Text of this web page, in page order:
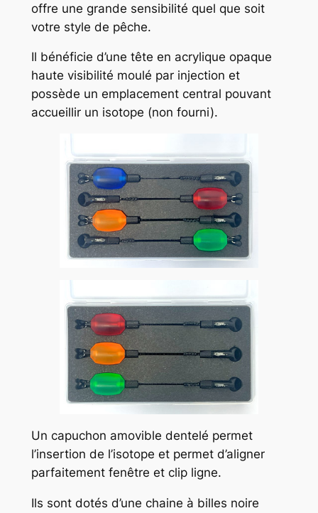
offre une grande sensibilité quel que soit
votre style de pêche.
Il bénéficie d’une tête en acrylique opaque
haute visibilité moulé par injection et
possède un emplacement central pouvant
accueillir un isotope (non fourni).
Un capuchon amovible dentelé permet
l’insertion de l’isotope et permet d’aligner
parfaitement fenêtre et clip ligne.
Ils sont dotés d’une chaine à billes noire